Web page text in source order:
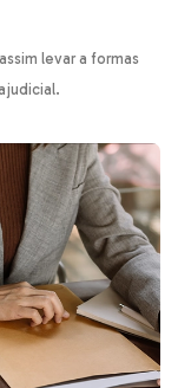
levar a formas